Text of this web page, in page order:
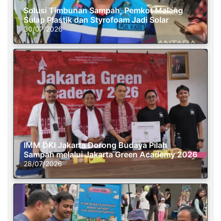
Solusi Timbunan Sampah, Pemkot Malang
Sulap Plastik dan Styrofoam Jadi Solar
30/07/2026
IMM DKI Jakarta Dorong Budaya Pilah
Sampah melalui Jakarta Green Academy 2026
28/07/2026